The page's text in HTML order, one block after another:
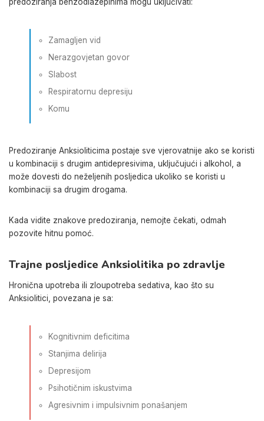
Zamagljen vid
Nerazgovjetan govor
Slabost
Respiratornu depresiju
Komu
Predoziranje Anksioliticima postaje sve vjerovatnije ako se koristi
u kombinaciji s drugim antidepresivima, uključujući i alkohol, a
može dovesti do neželjenih posljedica ukoliko se koristi u
kombinaciji sa drugim drogama.
Kada vidite znakove predoziranja, nemojte čekati, odmah
pozovite hitnu pomoć.
Trajne posljedice Anksiolitika po zdravlje
Hronična upotreba ili zloupotreba sedativa, kao što su
Anksiolitici, povezana je sa:
Kognitivnim deficitima
Stanjima delirija
Depresijom
Psihotičnim iskustvima
Agresivnim i impulsivnim ponašanjem